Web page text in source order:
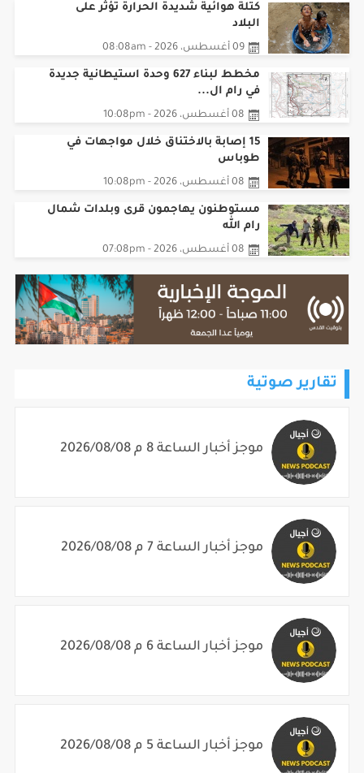
كتلة هوائية شديدة الحرارة تؤثر على
البلاد
09 أغسطس، 2026 - 08:08am
مخطط لبناء 627 وحدة استيطانية جديدة
في رام ال...
08 أغسطس، 2026 - 10:08pm
15 إصابة بالاختناق خلال مواجهات في
طوباس
08 أغسطس، 2026 - 10:08pm
مستوطنون يهاجمون قرى وبلدات شمال
رام الله
08 أغسطس، 2026 - 07:08pm
تقارير صوتية
موجز أخبار الساعة 8 م 2026/08/08
موجز أخبار الساعة 7 م 2026/08/08
موجز أخبار الساعة 6 م 2026/08/08
موجز أخبار الساعة 5 م 2026/08/08